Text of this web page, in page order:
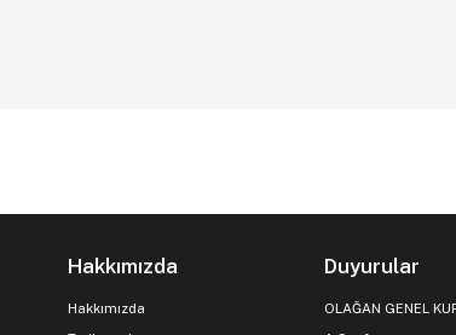
Hakkımızda
Hakkımızda
Duyurular
OLAĞAN GENEL